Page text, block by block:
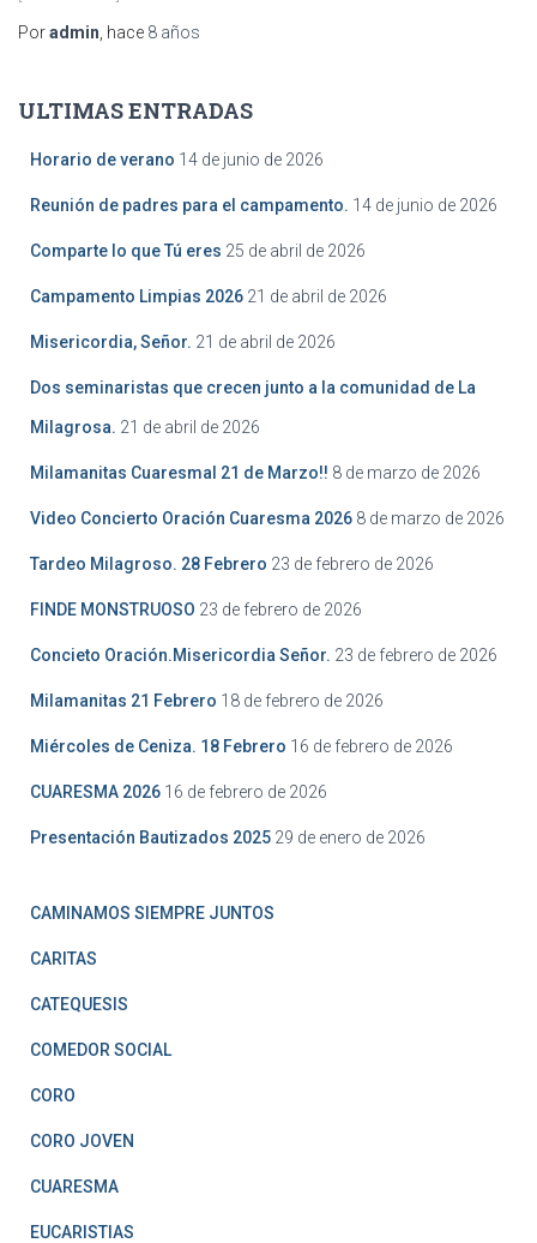
Poradmin , hace 8 años
ULTIMAS ENTRADAS
Horario de verano 14 de junio de 2026
Reunión de padres para el campamento. 14 de junio de 2026
Comparte lo que Tú eres 25 de abril de 2026
Campamento Limpias 2026 21 de abril de 2026
Misericordia, Señor. 21 de abril de 2026
Dos seminaristas que crecen junto a la comunidad de La
Milagrosa. 21 de abril de 2026
Milamanitas Cuaresmal 21 de Marzo!! 8 de marzo de 2026
Video Concierto Oración Cuaresma 2026 8 de marzo de 2026
Tardeo Milagroso. 28 Febrero 23 de febrero de 2026
FINDE MONSTRUOSO 23 de febrero de 2026
Concieto Oración.Misericordia Señor. 23 de febrero de 2026
Milamanitas 21 Febrero 18 de febrero de 2026
Miércoles de Ceniza. 18 Febrero 16 de febrero de 2026
CUARESMA 2026 16 de febrero de 2026
Presentación Bautizados 2025 29 de enero de 2026
CAMINAMOS SIEMPRE JUNTOS
CARITAS
CATEQUESIS
COMEDOR SOCIAL
CORO
CORO JOVEN
CUARESMA
EUCARISTIAS